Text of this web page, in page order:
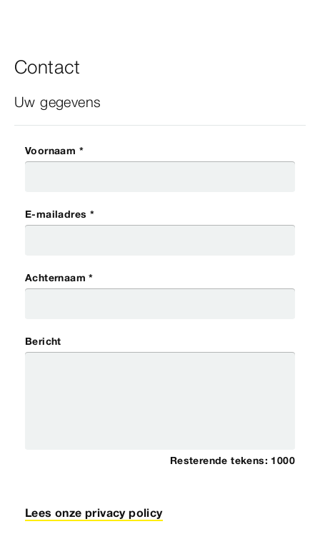
Contact
Uw gegevens
Voornaam *
E-mailadres *
Achternaam *
Bericht
Resterende tekens: 1000
Lees onze privacy policy